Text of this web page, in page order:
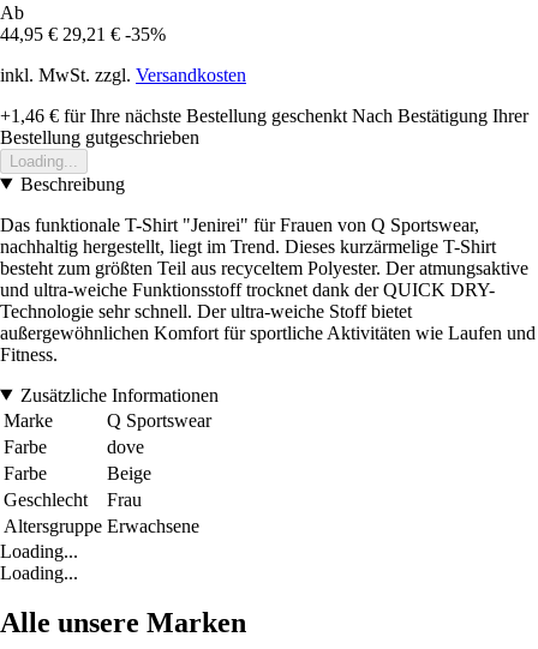
Ab
44,95 € 29,21 € -35%
inkl. MwSt. zzgl. Versandkosten
+1,46 € für Ihre nächste Bestellung geschenkt Nach Bestätigung Ihrer
Bestellung gutgeschrieben
Loading...
Beschreibung
Das funktionale T-Shirt "Jenirei" für Frauen von Q Sportswear,
nachhaltig hergestellt, liegt im Trend. Dieses kurzärmelige T-Shirt
besteht zum größten Teil aus recyceltem Polyester. Der atmungsaktive
und ultra-weiche Funktionsstoff trocknet dank der QUICK DRY-
Technologie sehr schnell. Der ultra-weiche Stoff bietet
außergewöhnlichen Komfort für sportliche Aktivitäten wie Laufen und
Fitness.
Zusätzliche Informationen
Marke
Q Sportswear
Farbe
dove
Farbe
Beige
Geschlecht
Frau
Altersgruppe Erwachsene
Loading...
Loading...
Alle unsere Marken